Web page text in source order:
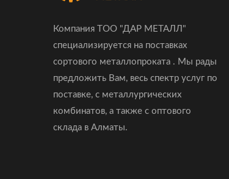
Компания ТОО "ДАР МЕТАЛЛ"
специализируется на поставках
сортового металлопроката . Мы рады
предложить Вам, весь спектр услуг по
поставке, с металлургических
комбинатов, а также с оптового
склада в Алматы.